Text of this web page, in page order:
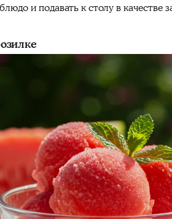
и подавать к столу в качестве